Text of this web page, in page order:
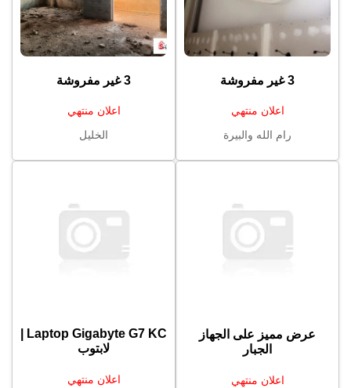
3 غير مفروشة
اعلان منتهي
رام الله والبيرة
3 غير مفروشة
اعلان منتهي
الخليل
عرض مميز على الجهاز
الجبار
اعلان منتهي
لابتوب
اعلان منتهي